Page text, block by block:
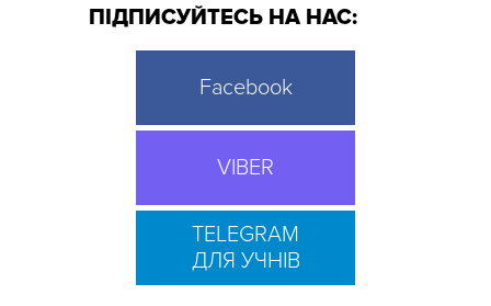
ПІДПИСУЙТЕСЬ НА НАС:
Facebook
VIBER
TELEGRAM
ДЛЯ УЧНІВ